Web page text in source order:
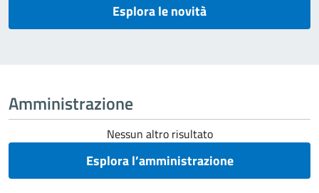
Esplora le novità
Amministrazione
Nessun altro risultato
Esplora l’amministrazione